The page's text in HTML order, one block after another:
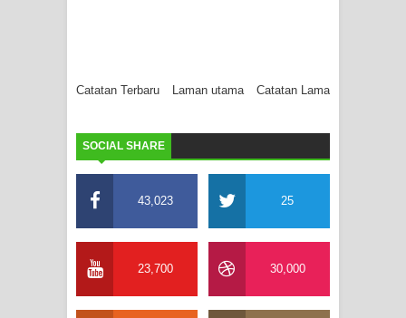
Catatan Terbaru Catatan Lama
Laman utama
SOCIAL SHARE
43,023 25
23,700 30,000